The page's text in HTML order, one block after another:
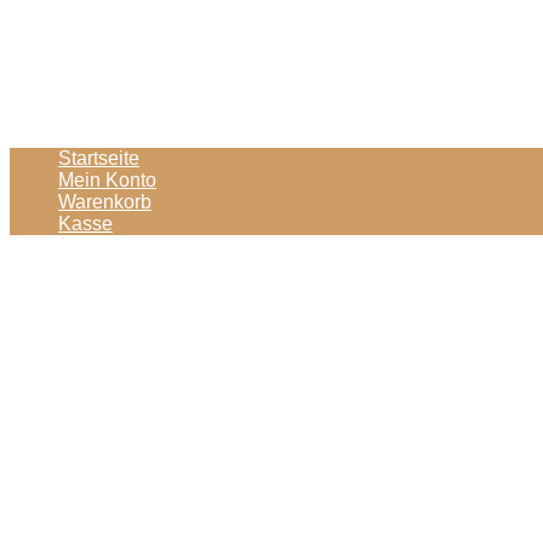
Startseite
Mein Konto
Warenkorb
Kasse